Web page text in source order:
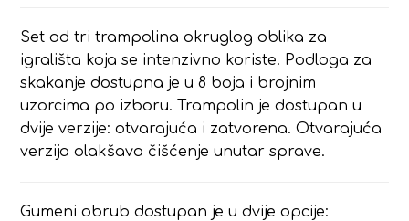
Set od tri trampolina okruglog oblika za
igrališta koja se intenzivno koriste. Podloga za
skakanje dostupna je u 8 boja i brojnim
uzorcima po izboru. Trampolin je dostupan u
dvije verzije: otvarajuća i zatvorena. Otvarajuća
verzija olakšava čišćenje unutar sprave.
Gumeni obrub dostupan je u dvije opcije: